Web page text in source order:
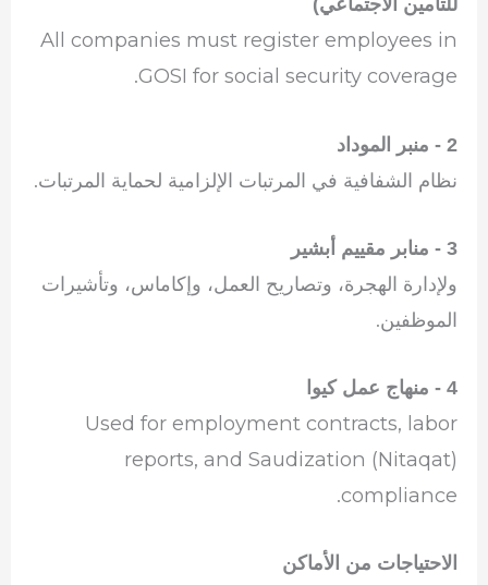
All companies must register employees in
GOSI for social security coverage.
2 - منبر الموداد
نظام الشفافية في المرتبات الإلزامية لحماية المرتبات.
3 - منابر مقييم أبشير
ولإدارة الهجرة، وتصاريح العمل، وإكاماس، وتأشيرات
الموظفين.
4 - منهاج عمل كيوا
Used for employment contracts, labor
reports, and Saudization (Nitaqat)
compliance.
الاحتياجات من الأماكن